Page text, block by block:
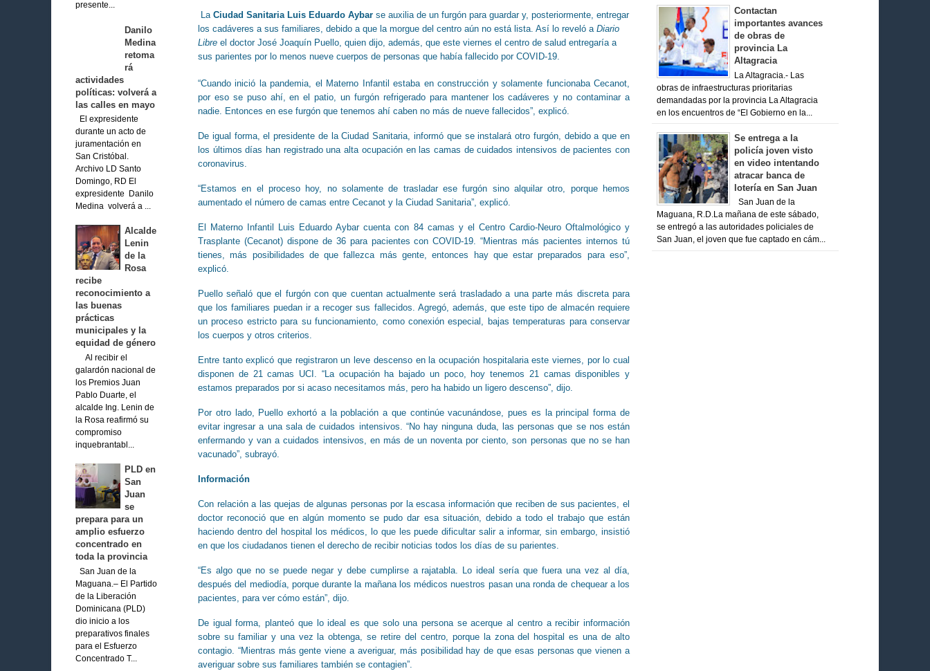
presente...
Danilo
Medina
retoma
rá
actividades
políticas: volverá a
las calles en mayo
El expresidente
durante un acto de
juramentación en
San Cristóbal.
Archivo LD Santo
Domingo, RD El
expresidente Danilo
Medina volverá a ...
Alcalde
Lenin
de la
Rosa
recibe
reconocimiento a
las buenas
prácticas
municipales y la
equidad de género
Al recibir el
galardón nacional de
los Premios Juan
Pablo Duarte, el
alcalde Ing. Lenin de
la Rosa reafirmó su
compromiso
inquebrantabl...
PLD en
San
Juan
se
prepara para un
amplio esfuerzo
concentrado en
toda la provincia
San Juan de la
Maguana.– El Partido
de la Liberación
Dominicana (PLD)
dio inicio a los
preparativos finales
para el Esfuerzo
Concentrado T...
La Ciudad Sanitaria Luis Eduardo Aybar se auxilia de un furgón para guardar y, posteriormente, entregar
los cadáveres a sus familiares, debido a que la morgue del centro aún no está lista. Así lo reveló a Diario
Libre el doctor José Joaquín Puello, quien dijo, además, que este viernes el centro de salud entregaría a
sus parientes por lo menos nueve cuerpos de personas que había fallecido por COVID-19.
“Cuando inició la pandemia, el Materno Infantil estaba en construcción y solamente funcionaba Cecanot,
por eso se puso ahí, en el patio, un furgón refrigerado para mantener los cadáveres y no contaminar a
nadie. Entonces en ese furgón que tenemos ahí caben no más de nueve fallecidos”, explicó.
De igual forma, el presidente de la Ciudad Sanitaria, informó que se instalará otro furgón, debido a que en
los últimos días han registrado una alta ocupación en las camas de cuidados intensivos de pacientes con
coronavirus.
“Estamos en el proceso hoy, no solamente de trasladar ese furgón sino alquilar otro, porque hemos
aumentado el número de camas entre Cecanot y la Ciudad Sanitaria”, explicó.
El Materno Infantil Luis Eduardo Aybar cuenta con 84 camas y el Centro Cardio-Neuro Oftalmológico y
Trasplante (Cecanot) dispone de 36 para pacientes con COVID-19. “Mientras más pacientes internos tú
tienes, más posibilidades de que fallezca más gente, entonces hay que estar preparados para eso”,
explicó.
Puello señaló que el furgón con que cuentan actualmente será trasladado a una parte más discreta para
que los familiares puedan ir a recoger sus fallecidos. Agregó, además, que este tipo de almacén requiere
un proceso estricto para su funcionamiento, como conexión especial, bajas temperaturas para conservar
los cuerpos y otros criterios.
Entre tanto explicó que registraron un leve descenso en la ocupación hospitalaria este viernes, por lo cual
disponen de 21 camas UCI. “La ocupación ha bajado un poco, hoy tenemos 21 camas disponibles y
estamos preparados por si acaso necesitamos más, pero ha habido un ligero descenso”, dijo.
Por otro lado, Puello exhortó a la población a que continúe vacunándose, pues es la principal forma de
evitar ingresar a una sala de cuidados intensivos. “No hay ninguna duda, las personas que se nos están
enfermando y van a cuidados intensivos, en más de un noventa por ciento, son personas que no se han
vacunado”, subrayó.
Información
Con relación a las quejas de algunas personas por la escasa información que reciben de sus pacientes, el
doctor reconoció que en algún momento se pudo dar esa situación, debido a todo el trabajo que están
haciendo dentro del hospital los médicos, lo que les puede dificultar salir a informar, sin embargo, insistió
en que los ciudadanos tienen el derecho de recibir noticias todos los días de su parientes.
“Es algo que no se puede negar y debe cumplirse a rajatabla. Lo ideal sería que fuera una vez al día,
después del mediodía, porque durante la mañana los médicos nuestros pasan una ronda de chequear a los
pacientes, para ver cómo están”, dijo.
De igual forma, planteó que lo ideal es que solo una persona se acerque al centro a recibir información
sobre su familiar y una vez la obtenga, se retire del centro, porque la zona del hospital es una de alto
contagio. “Mientras más gente viene a averiguar, más posibilidad hay de que esas personas que vienen a
averiguar sobre sus familiares también se contagien”.
Contactan
importantes avances
de obras de
provincia La
Altagracia
La Altagracia.- Las
obras de infraestructuras prioritarias
demandadas por la provincia La Altagracia
en los encuentros de “El Gobierno en la...
Se entrega a la
policía joven visto
en video intentando
atracar banca de
lotería en San Juan
San Juan de la
Maguana, R.D.La mañana de este sábado,
se entregó a las autoridades policiales de
San Juan, el joven que fue captado en cám...